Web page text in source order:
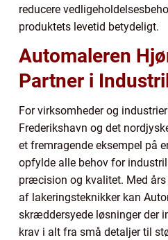
reducere
produktets levetid betydeligt.
Automaleren
Partner i
For virksomheder og
Frederikshavn og det
et fremragende eksempel på
opfylde alle behov for
præcision og kvalitet. Med
af lakeringsteknikker kan
skræddersyede løsninger der
krav i alt fra små detaljer til